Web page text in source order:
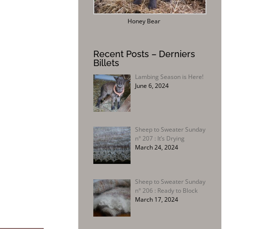
Honey Bear
Recent Posts – Derniers
Billets
Lambing Season is Here!
June 6, 2024
Sheep to Sweater Sunday
n° 207 : It’s Drying
March 24, 2024
Sheep to Sweater Sunday
n° 206 : Ready to Block
March 17, 2024